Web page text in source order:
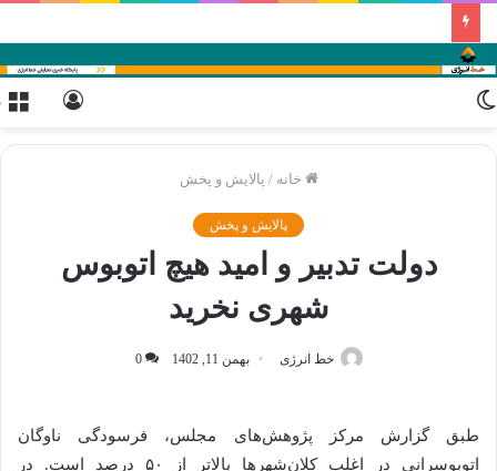
خانه / پالایش و پخش
پالایش و پخش
دولت تدبیر و امید هیچ اتوبوس
شهری نخرید
خط انرژی بهمن 11, 1402 0
طبق گزارش مرکز پژوهش‌های مجلس، فرسودگی ناوگان
اتوبوسرانی در اغلب کلان‌شهرها بالاتر از ۵۰ درصد است. در